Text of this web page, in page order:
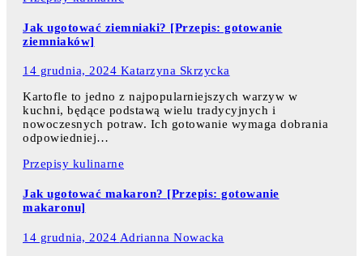
Jak ugotować ziemniaki? [Przepis: gotowanie
ziemniaków]
14 grudnia, 2024 Katarzyna Skrzycka
Kartofle to jedno z najpopularniejszych warzyw w
kuchni, będące podstawą wielu tradycyjnych i
nowoczesnych potraw. Ich gotowanie wymaga dobrania
odpowiedniej…
Przepisy kulinarne
Jak ugotować makaron? [Przepis: gotowanie
makaronu]
14 grudnia, 2024 Adrianna Nowacka